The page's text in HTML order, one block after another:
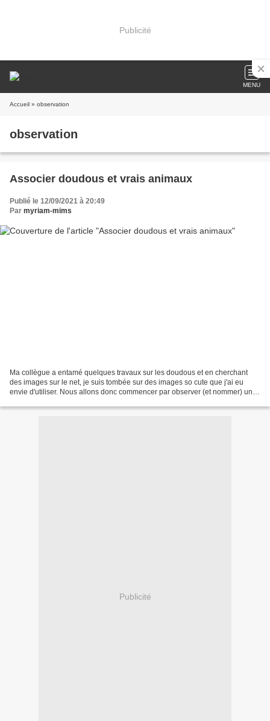
Publicité
MENU
Accueil » observation
observation
Associer doudous et vrais animaux
Publié le 12/09/2021 à 20:49
Par myriam-mims
Ma collègue a entamé quelques travaux sur les doudous et en cherchant
des images sur le net, je suis tombée sur des images so cute que j'ai eu
envie d'utiliser. Nous allons donc commencer par observer (et nommer) une
Publicité